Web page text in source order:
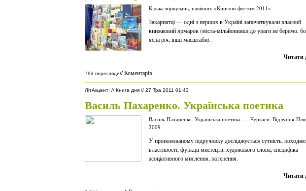
Кілька міркувань, навіяних «Книгою-фестом 2011»
Закарпатці — одні з перших в Україні започаткували власний
книжковий ярмарок (міста-мільйонники до уваги не беремо,
ясна річ, інші масштаби).
Читати
793 перегляди// Коментарів
ЛітАкцент: // Книга дня // 27 Тра 2011 01:43
Василь Пахаренко. Українська поетика
Василь Пахаренко. Українська поетика. — Черкаси: Відлуння-
2009
У пропонованому підручнику досліджується сутність,
властивості, функції мистецтв, художнього слова, специфіка
асоціативного мислення, натхнення.
Читати